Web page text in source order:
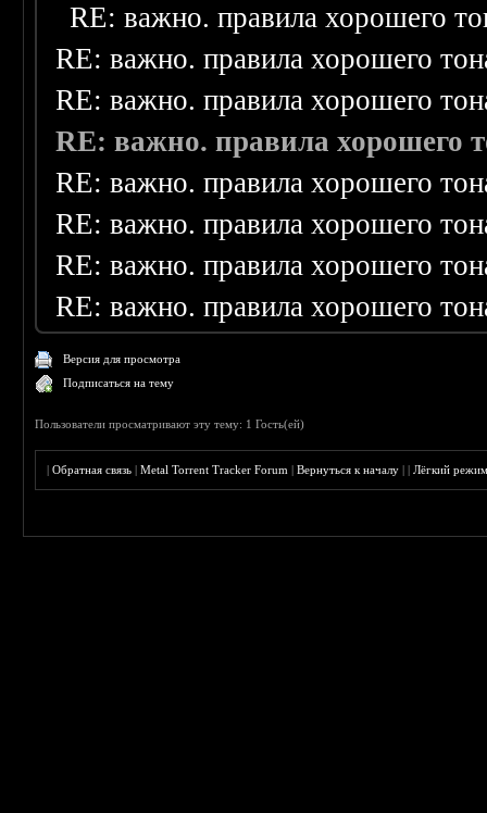
RE: важно. правила хорошего
RE: важно. правила хорошего
RE: важно. правила хорошего
RE: важно. правила хорошего
RE: важно. правила хорошего
RE: важно. правила хорошего
RE: важно. правила хорошего
RE: важно. правила хорошего
Версия для просмотра
Подписаться на тему
Пользователи просматривают эту тему: 1 Гость(ей)
|Обратная связь |Metal Torrent Tracker Forum |Вернуться к началу ||Лёгкий